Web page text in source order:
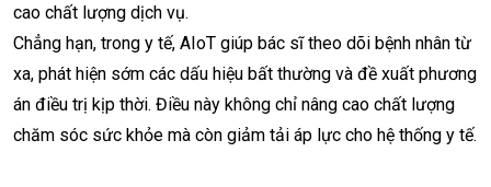
cao chất lượng dịch vụ.
Chẳng hạn, trong y tế, AIoT giúp bác sĩ theo dõi bệnh nhân từ
xa, phát hiện sớm các dấu hiệu bất thường và đề xuất phương
án điều trị kịp thời. Điều này không chỉ nâng cao chất lượng
chăm sóc sức khỏe mà còn giảm tải áp lực cho hệ thống y tế.